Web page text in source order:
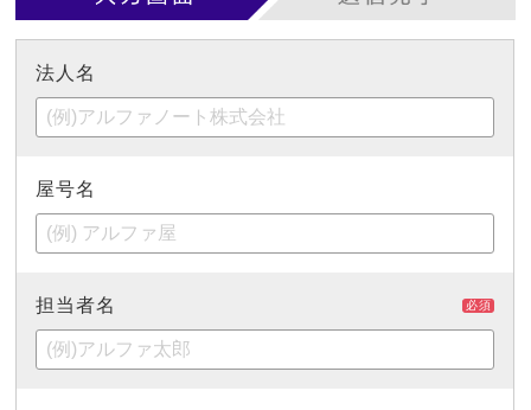
法人名
屋号名
担当者名 必須